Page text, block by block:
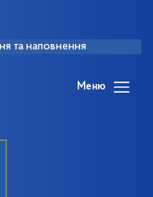
та наповнення
Меню